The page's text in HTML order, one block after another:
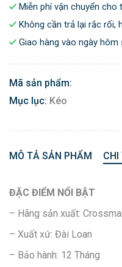
Miễn phí vận chuyển cho
Không cần trả lại rắc rối,
Giao hàng vào ngày
Mã sản phẩm:
Mục lục: Kéo
MÔ TẢ SẢN PHẨM CHI
ĐẶC ĐIỂM NỔI BẬT
– Hãng sản xuất:
– Xuất xứ: Đài Loan
– Bảo hành: 12 Tháng